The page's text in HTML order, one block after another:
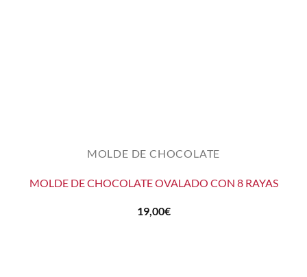
MOLDE DE CHOCOLATE
MOLDE DE CHOCOLATE OVALADO CON 8 RAYAS
19,00€